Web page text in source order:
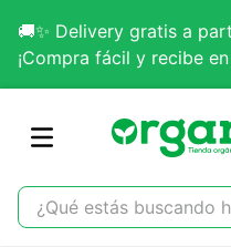
🚚✨ Delivery gratis a
¡Compra fácil y recibe
¿Qué estás buscando hoy?